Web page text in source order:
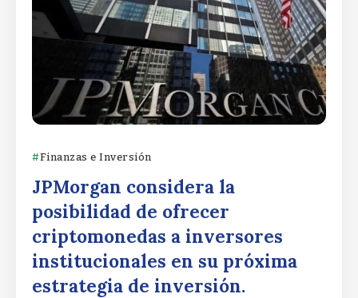
Finanzas e Inversión
JPMorgan considera la
posibilidad de ofrecer
criptomonedas a inversores
institucionales en su próxima
estrategia de inversión.